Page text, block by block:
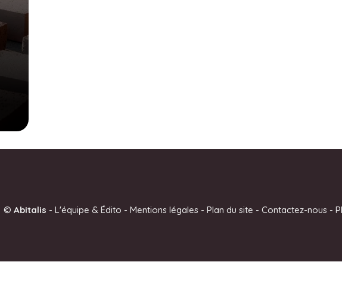
© Abitalis - L'équipe & Édito - Mentions légales- Plan du site - Contactez-nous-